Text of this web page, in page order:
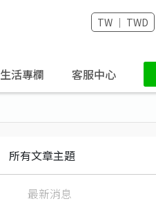
TW ｜ TWD
生活專欄 客服中心
所有文章主題
最新消息